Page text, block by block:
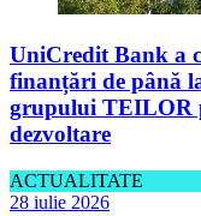
UniCredit Bank a
finanțări de până
grupului TEILOR
dezvoltare
ACTUALITATE
28 iulie 2026
UniCredit Bank S.A., în
Arranger și Bookrunner,